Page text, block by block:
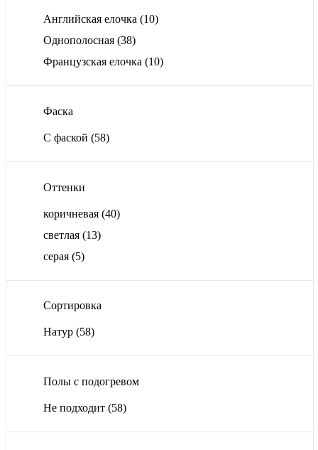
Английская елочка (10)
Однополосная (38)
Французская елочка (10)
Фаска
С фаской (58)
Оттенки
коричневая (40)
светлая (13)
серая (5)
Сортировка
Натур (58)
Полы с подогревом
Не подходит (58)